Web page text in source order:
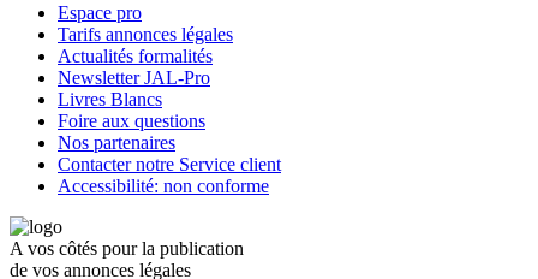
Espace pro
Tarifs annonces légales
Actualités formalités
Newsletter JAL-Pro
Livres Blancs
Foire aux questions
Nos partenaires
Contacter notre Service client
Accessibilité: non conforme
A vos côtés pour la publication
de vos annonces légales